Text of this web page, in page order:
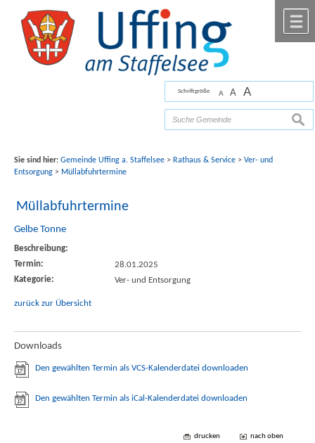
Schriftgröße A A A
Bilder mit freundlicher Unterstützung von FotografFlorian Werner
Sie sind hier: Gemeinde Uffing a. Staffelsee> Rathaus & Service> Ver- und
Entsorgung> Müllabfuhrtermine
Müllabfuhrtermine
Gelbe Tonne
Beschreibung:
Termin:
28.01.2025
Kategorie:
Ver- und Entsorgung
zurück zur Übersicht
Downloads
Den gewählten Termin als VCS-Kalenderdatei downloaden
Den gewählten Termin als iCal-Kalenderdatei downloaden
drucken nach oben